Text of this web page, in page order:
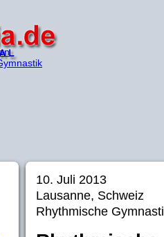
10. Juli 2013
Lausanne, Schweiz
Rhythmische